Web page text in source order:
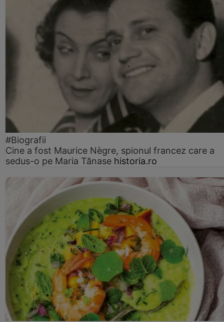
#Biografii
Cine a fost Maurice Nègre, spionul francez care a
sedus-o pe Maria Tănase historia.ro